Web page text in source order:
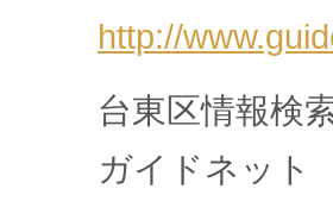
http://
台東区情報検
ガイドネット